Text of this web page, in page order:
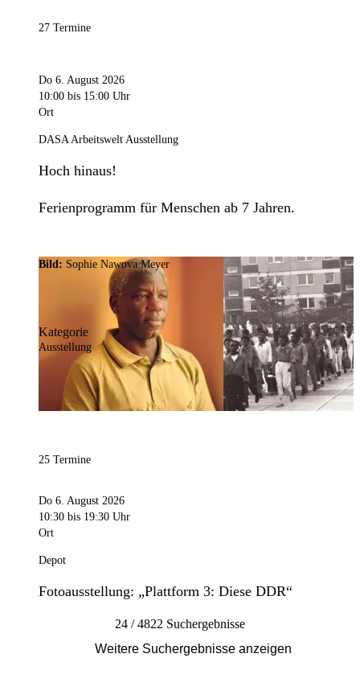
27 Termine
Do 6. August 2026
10:00 bis 15:00 Uhr
Ort
DASA Arbeitswelt Ausstellung
Hoch hinaus!
Ferienprogramm für Menschen ab 7 Jahren.
Bild: Sophie Nawova Meyer
Kategorie
Ausstellung
25 Termine
Do 6. August 2026
10:30 bis 19:30 Uhr
Ort
Depot
Fotoausstellung: „Plattform 3: Diese DDR“
24 / 4822 Suchergebnisse
Weitere Suchergebnisse anzeigen